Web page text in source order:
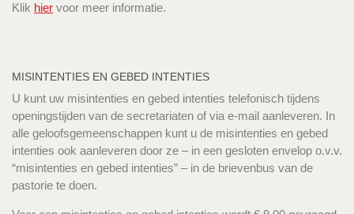
Klik hier voor meer informatie.
MISINTENTIES EN GEBED INTENTIES
U kunt uw misintenties en gebed intenties telefonisch tijdens
openingstijden van de secretariaten of via e-mail aanleveren. In
alle geloofsgemeenschappen kunt u de misintenties en gebed
intenties ook aanleveren door ze – in een gesloten envelop o.v.v.
“misintenties en gebed intenties” – in de brievenbus van de
pastorie te doen.